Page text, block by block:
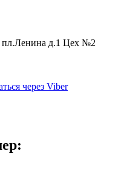
пл.Ленина д.1 Цех №2